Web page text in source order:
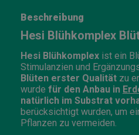
Beschreibung
Hesi Blühkomplex
Hesi Blühkomplex ist ein
Stimulanzien und
Blüten erster Qualität zu
wurde für den Anbau in
natürlich im Substrat
berücksichtigt wurden, um
Pflanzen zu vermeiden.